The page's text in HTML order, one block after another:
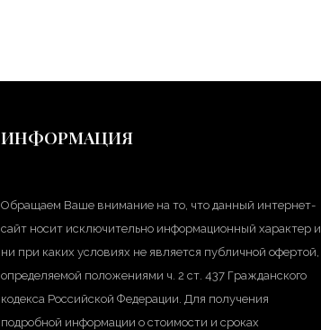
ИНФОРМАЦИЯ
Обращаем Ваше внимание на то, что данный интернет-
сайт носит исключительно информационный характер и
ни при каких условиях не является публичной офертой,
определяемой положениями ч. 2 ст. 437 Гражданского
кодекса Российской Федерации. Для получения
подробной информации о стоимости и сроках